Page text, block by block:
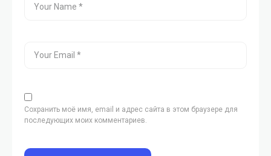
Сохранить моё имя, email и адрес сайта в этом браузере для
последующих моих комментариев.